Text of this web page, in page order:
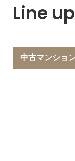
Line up
中古マンショ